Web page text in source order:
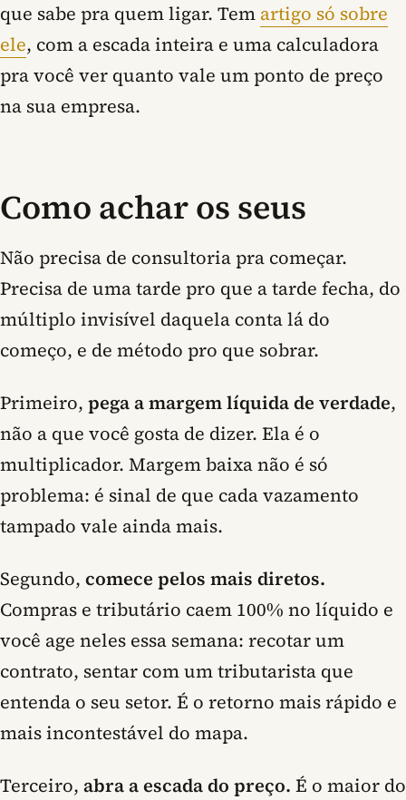
que sabe pra quem ligar. Tem artigo só sobre
ele, com a escada inteira e uma calculadora
pra você ver quanto vale um ponto de preço
na sua empresa.
Como achar os seus
Não precisa de consultoria pra começar.
Precisa de uma tarde pro que a tarde fecha, do
múltiplo invisível daquela conta lá do
começo, e de método pro que sobrar.
Primeiro, pega a margem líquida de verdade,
não a que você gosta de dizer. Ela é o
multiplicador. Margem baixa não é só
problema: é sinal de que cada vazamento
tampado vale ainda mais.
Segundo, comece pelos mais diretos.
Compras e tributário caem 100% no líquido e
você age neles essa semana: recotar um
contrato, sentar com um tributarista que
entenda o seu setor. É o retorno mais rápido e
mais incontestável do mapa.
Terceiro, abra a escada do preço. É o maior do